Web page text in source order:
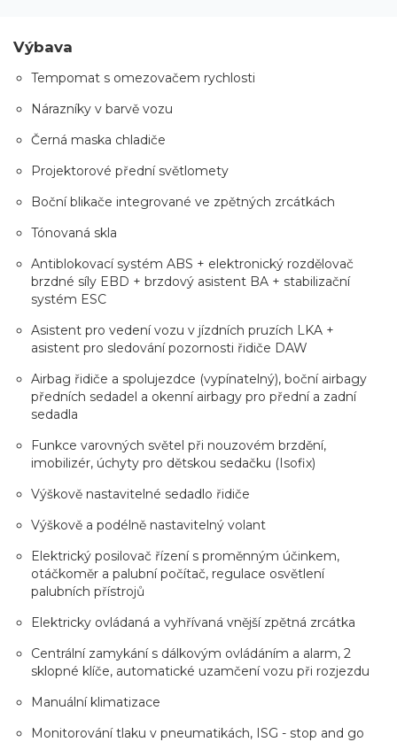
Výbava
Tempomat s omezovačem rychlosti
Nárazníky v barvě vozu
Černá maska chladiče
Projektorové přední světlomety
Boční blikače integrované ve zpětných zrcátkách
Tónovaná skla
Antiblokovací systém ABS + elektronický rozdělovač
brzdné síly EBD + brzdový asistent BA + stabilizační
systém ESC
Asistent pro vedení vozu v jízdních pruzích LKA +
asistent pro sledování pozornosti řidiče DAW
Airbag řidiče a spolujezdce (vypínatelný), boční airbagy
předních sedadel a okenní airbagy pro přední a zadní
sedadla
Funkce varovných světel při nouzovém brzdění,
imobilizér, úchyty pro dětskou sedačku (Isofix)
Výškově nastavitelné sedadlo řidiče
Výškově a podélně nastavitelný volant
Elektrický posilovač řízení s proměnným účinkem,
otáčkoměr a palubní počítač, regulace osvětlení
palubních přístrojů
Elektricky ovládaná a vyhřívaná vnější zpětná zrcátka
Centrální zamykání s dálkovým ovládáním a alarm, 2
sklopné klíče, automatické uzamčení vozu při rozjezdu
Manuální klimatizace
Monitorování tlaku v pneumatikách, ISG - stop and go